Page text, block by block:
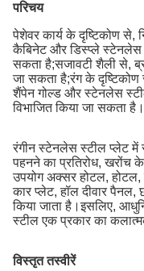
परिचय
पेशेवर कार्य के दृष्टिकोण से,
कैबिनेट और डिस्प्ले स्टेनलेस
सकता है;सजावटी शैली से,
जा सकता है;रंग के दृष्टिकोण
शैंपेन गोल्ड और स्टेनलेस
विभाजित किया जा सकता है।
रंगीन स्टेनलेस स्टील प्लेट में
पहनने का प्रतिरोध, खरोंच के
उपयोग अक्सर होटल,
कार प्लेट, हॉल दीवार
किया जाता है।इसलिए,
स्टील एक प्रकार का
विस्तृत तस्वीरें